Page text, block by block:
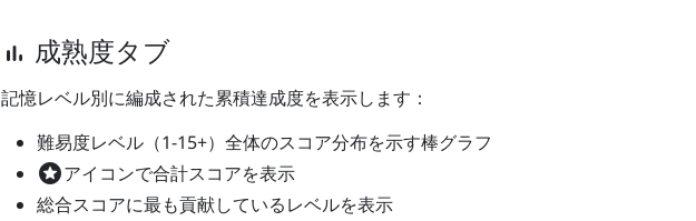
bar_chart 成熟度タブ
記憶レベル別に編成された累積達成度を表示します：
難易度レベル（1-15+）全体のスコア分布を示す棒グラフ
starsアイコンで合計スコアを表示
総合スコアに最も貢献しているレベルを表示